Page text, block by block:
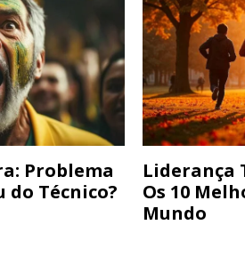
Problema
do Técnico?
Liderança
Os 10
Mundo